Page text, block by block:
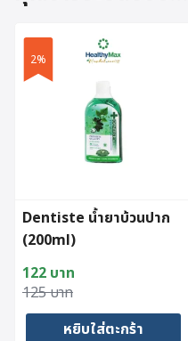
2%
Dentiste น้ำยาบ้วนปาก
(200ml)
125บาท
Original
price
122 บาท
Current
price
หยิบใส่ตะกร้า